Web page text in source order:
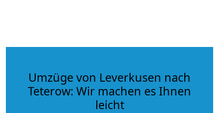
Umzüge von Leverkusen nach
Teterow: Wir machen es Ihnen
leicht